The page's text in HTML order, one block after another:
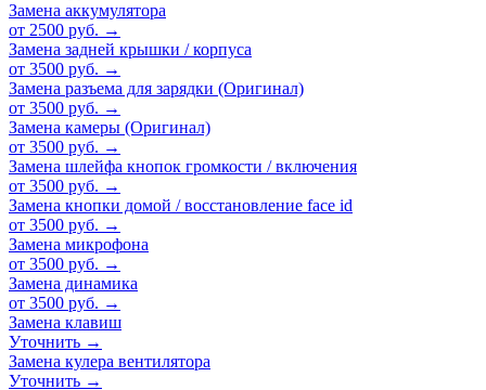
Замена аккумулятора
от 2500 руб. →
Замена задней крышки / корпуса
от 3500 руб. →
Замена разъема для зарядки (Оригинал)
от 3500 руб. →
Замена камеры (Оригинал)
от 3500 руб. →
Замена шлейфа кнопок громкости / включения
от 3500 руб. →
Замена кнопки домой / восстановление face id
от 3500 руб. →
Замена микрофона
от 3500 руб. →
Замена динамика
от 3500 руб. →
Замена клавиш
Уточнить →
Замена кулера вентилятора
Уточнить →